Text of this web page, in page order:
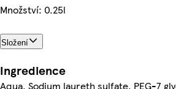
Množství: 0.25l
Složení
Ingredience
Aqua, Sodium laureth sulfate, PEG-7